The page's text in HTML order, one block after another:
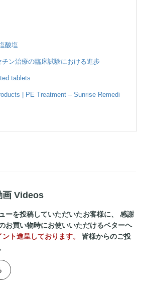
酸塩
ン治療の臨床試験における進歩
tablets
| PE Treatment – Sunrise Remedi
画 Videos
ーを投稿していただいたお客様に、 感謝
お買い物時にお使いいただけるベターヘ
ト進呈しております。
皆様からのご投